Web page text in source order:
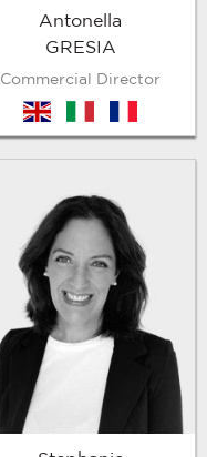
Antonella
GRESIA
Commercial Director
en